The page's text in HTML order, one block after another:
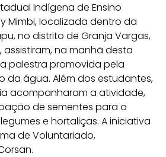
Indígena de Ensino
Mimbi, localizada dentro da
no distrito de Granja Vargas,
assistiram, na manhã desta
palestra promovida pela
da água. Além dos estudantes,
acompanharam a atividade,
de sementes para o
e hortaliças. A iniciativa
de Voluntariado,